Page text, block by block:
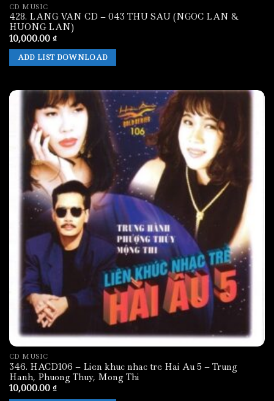
CD MUSIC
428. LANG VAN CD – 043 THU SAU (NGOC LAN &
HUONG LAN)
10,000.00 ₫
ADD LIST DOWNLOAD
CD MUSIC
346. HACD106 – Lien khuc nhac tre Hai Au 5 – Trung
Hanh, Phuong Thuy, Mong Thi
10,000.00 ₫